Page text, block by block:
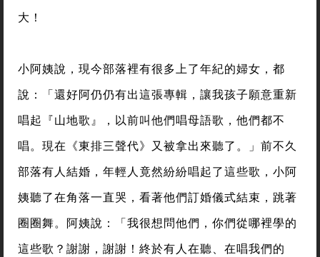
大！
小阿姨說，現今部落裡有很多上了年紀的婦女，都
說：「還好阿仍仍有出這張專輯，讓我孩子願意重新
唱起『山地歌』，以前叫他們唱母語歌，他們都不
唱。現在《東排三聲代》又被拿出來聽了。」前不久
部落有人結婚，年輕人竟然紛紛唱起了這些歌，小阿
姨聽了在角落一直哭，看著他們訂婚儀式結束，跳著
圈圈舞。阿姨說：「我很想問他們，你們從哪裡學的
這些歌？謝謝，謝謝！終於有人在聽、在唱我們的